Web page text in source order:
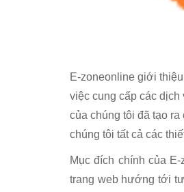
E-zoneonline giới
việc cung cấp các dịch
của chúng tôi đã tạo
chúng tôi tất cả các
Mục đích chính của
trang web hướng tới